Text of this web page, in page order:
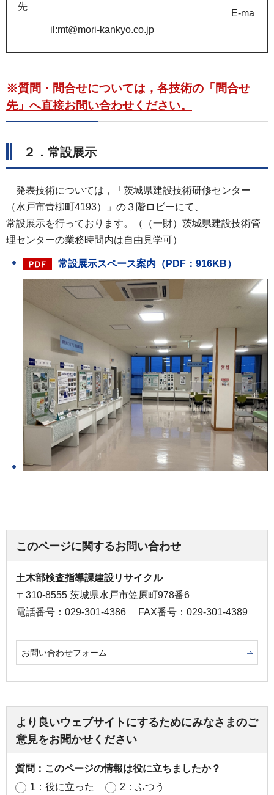
先
E-ma
il:mt@mori-kankyo.co.jp
※質問・問合せについては，各技術の「問合せ
先」へ直接お問い合わせください。
２．常設展示
発表技術については，「茨城県建設技術研修センター
（水戸市青柳町4193）」の３階ロビーにて、
常設展示を行っております。（（一財）茨城県建設技術管
理センターの業務時間内は自由見学可）
常設展示スペース案内（PDF：916KB）
このページに関するお問い合わせ
土木部検査指導課建設リサイクル
〒310-8555 茨城県水戸市笠原町978番6
電話番号：029-301-4386
FAX番号：029-301-4389
お問い合わせフォーム
より良いウェブサイトにするためにみなさまのご
意見をお聞かせください
質問：このページの情報は役に立ちましたか？
1：役に立った
2：ふつう